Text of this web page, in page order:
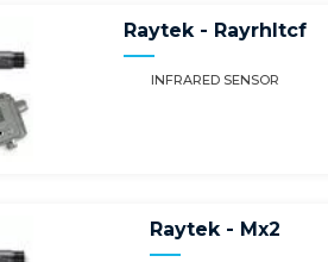
Raytek - Rayrhltcf
INFRARED SENSOR
Raytek - Mx2